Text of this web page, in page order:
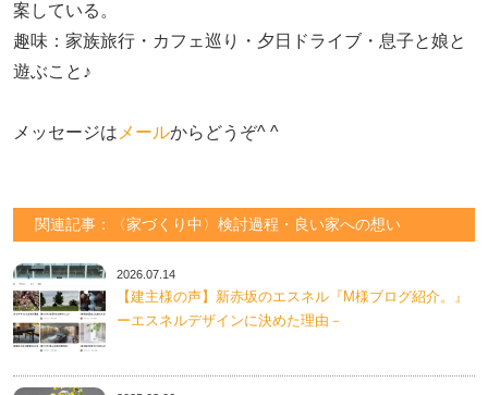
案している。
趣味：家族旅行・カフェ巡り・夕日ドライブ・息子と娘と
遊ぶこと♪
メッセージは メールからどうぞ^ ^
関連記事：〈家づくり中〉検討過程・良い家への想い
2026.07.14
【建主様の声】新赤坂のエスネル『M様ブログ紹介。』
ーエスネルデザインに決めた理由－